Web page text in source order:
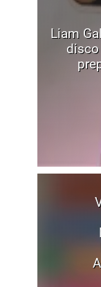
Liam
disco